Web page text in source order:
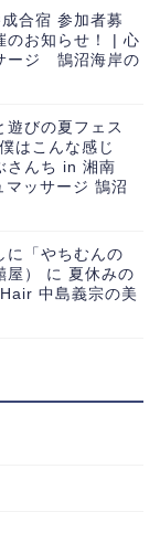
合宿 参加者募
のお知らせ！ | 心
ージ 鵠沼海岸の
遊びの夏フェス
僕はこんな感じ
さんち in 湘南
ッサージ 鵠沼
に「やちむんの
）
に 夏休みの
中島義宗の美